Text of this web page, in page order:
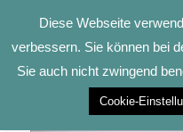
Diese Webseite
verbessern. Sie können bei
Sie auch nicht zwingend
Cookie-